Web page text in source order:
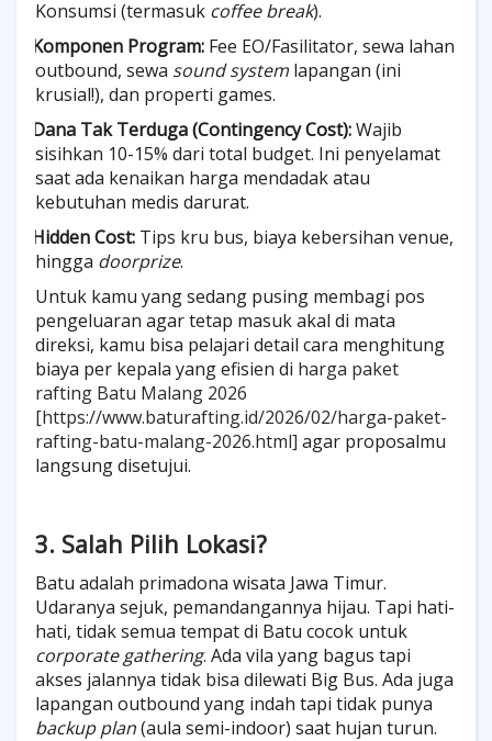
Konsumsi (termasuk coffee break).
Komponen Program: Fee EO/Fasilitator, sewa lahan
outbound, sewa sound system lapangan (ini
krusial!), dan properti games.
Dana Tak Terduga (Contingency Cost):Wajib
sisihkan 10-15% dari total budget. Ini penyelamat
saat ada kenaikan harga mendadak atau
kebutuhan medis darurat.
Hidden Cost: Tips kru bus, biaya kebersihan venue,
hingga doorprize.
Untuk kamu yang sedang pusing membagi pos
pengeluaran agar tetap masuk akal di mata
direksi, kamu bisa pelajari detail cara menghitung
biaya per kepala yang efisien di harga paket
rafting Batu Malang 2026
[https://www.baturafting.id/2026/02/harga-paket-
rafting-batu-malang-2026.html] agar proposalmu
langsung disetujui.
3. Salah Pilih Lokasi?
Batu adalah primadona wisata Jawa Timur.
Udaranya sejuk, pemandangannya hijau. Tapi hati-
hati, tidak semua tempat di Batu cocok untuk
corporate gathering. Ada vila yang bagus tapi
akses jalannya tidak bisa dilewati Big Bus. Ada juga
lapangan outbound yang indah tapi tidak punya
backup plan(aula semi-indoor) saat hujan turun.